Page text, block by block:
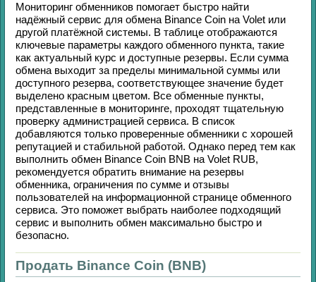
Мониторинг обменников помогает быстро найти
надёжный сервис для обмена Binance Coin на Volet или
другой платёжной системы. В таблице отображаются
ключевые параметры каждого обменного пункта, такие
как актуальный курс и доступные резервы. Если сумма
обмена выходит за пределы минимальной суммы или
доступного резерва, соответствующее значение будет
выделено красным цветом. Все обменные пункты,
представленные в мониторинге, проходят тщательную
проверку администрацией сервиса. В список
добавляются только проверенные обменники с хорошей
репутацией и стабильной работой. Однако перед тем как
выполнить обмен Binance Coin BNB на Volet RUB,
рекомендуется обратить внимание на резервы
обменника, ограничения по сумме и отзывы
пользователей на информационной странице обменного
сервиса. Это поможет выбрать наиболее подходящий
сервис и выполнить обмен максимально быстро и
безопасно.
Продать Binance Coin (BNB)